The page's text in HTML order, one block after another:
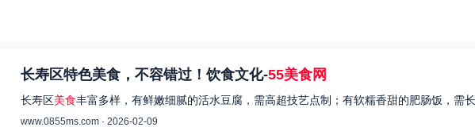
长寿区特色美食，不容错过！饮食文化-55美食网
长寿区美食丰富多样，有鲜嫩细腻的活水豆腐，需高超技艺点制；有软糯香甜的肥肠饭，
www.0855ms.com · 2026-02-09